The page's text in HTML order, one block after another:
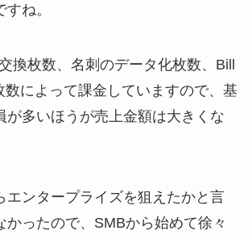
ね。
換枚数、名刺のデータ化枚数、Bill
数によって課金していますので、基
が多いほうが売上金額は大きくな
エンタープライズを狙えたかと言
かったので、SMBから始めて徐々